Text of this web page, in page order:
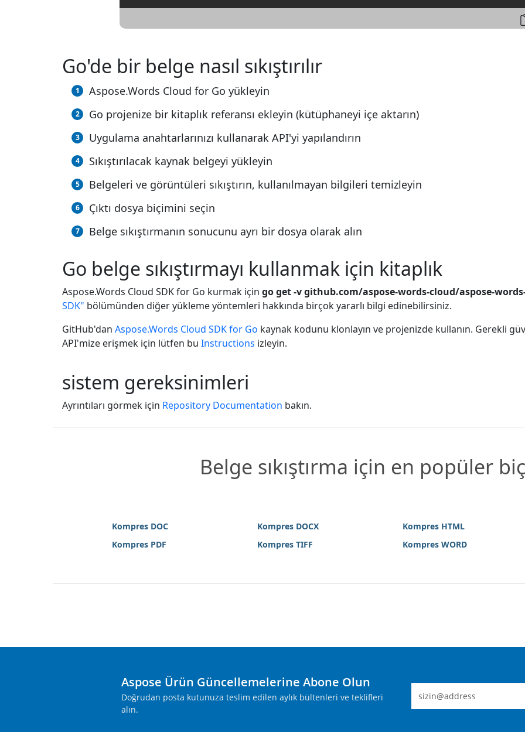
Go'de bir belge nasıl sıkıştırılır
Aspose.Words Cloud for Go yükleyin
Go projenize bir kitaplık referansı ekleyin (kütüphaneyi içe aktarın)
Uygulama anahtarlarınızı kullanarak API'yi yapılandırın
Sıkıştırılacak kaynak belgeyi yükleyin
Belgeleri ve görüntüleri sıkıştırın, kullanılmayan bilgileri temizleyin
Çıktı dosya biçimini seçin
Belge sıkıştırmanın sonucunu ayrı bir dosya olarak alın
Go belge sıkıştırmayı kullanmak için kitaplık
Aspose.Words Cloud SDK for Go kurmak için go get -v github.com/aspose-words-cloud/aspose-
SDK" bölümünden diğer yükleme yöntemleri hakkında birçok yararlı bilgi edinebilirsiniz.
GitHub'dan Aspose.Words Cloud SDK for Go kaynak kodunu klonlayın ve projenizde kullanın. Gerekli
API'mize erişmek için lütfen bu Instructions izleyin.
sistem gereksinimleri
Ayrıntıları görmek için Repository Documentation bakın.
Belge sıkıştırma için en popüler
Kompres DOC Kompres DOCX Kompres HTML
Kompres PDF
Kompres TIFF Kompres WORD
Aspose Ürün Güncellemelerine Abone Olun
Doğrudan posta kutunuza teslim edilen aylık bültenleri ve teklifleri
alın.